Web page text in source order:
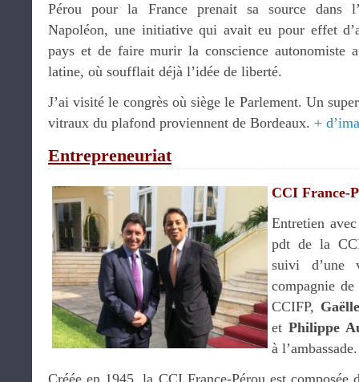
Pérou pour la France prenait sa source dans
Napoléon, une initiative qui avait eu pour effet
pays et de faire murir la conscience autonomiste
latine, où soufflait déjà l’idée de liberté.
J’ai visité le congrès où siège le Parlement. Un
vitraux du plafond proviennent de Bordeaux. +
Entrepreneuriat
CCI France-
Entretien
pdt de la
suivi d’une
compagnie de
CCIFP,
et Philippe
à l’ambassade.
Créée en 1945, la CCI France-Pérou est composée